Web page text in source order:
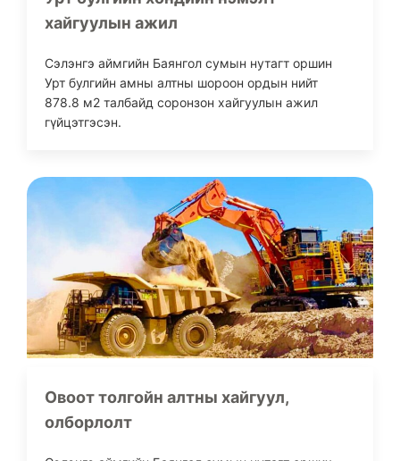
хайгуулын ажил
Сэлэнгэ аймгийн Баянгол сумын нутагт оршин
Урт булгийн амны алтны шороон ордын нийт
878.8 м2 талбайд соронзон хайгуулын ажил
гүйцэтгэсэн.
Овоот толгойн алтны хайгуул,
олборлолт